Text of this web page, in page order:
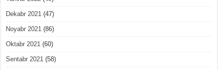
Dekabr 2021 (47)
Noyabr 2021 (86)
Oktabr 2021 (60)
Sentabr 2021 (58)